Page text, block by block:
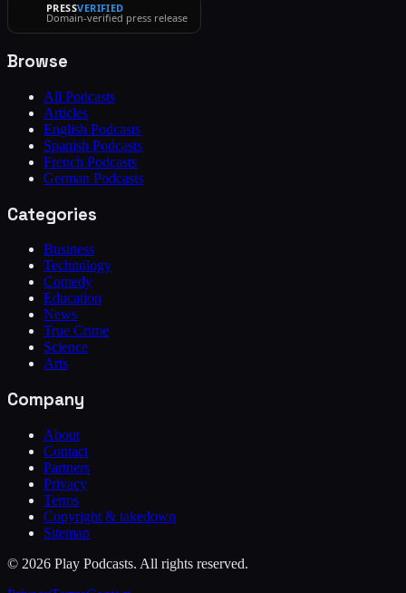
PRESSVERIFIED
Domain-verified press release
Browse
All Podcasts
Articles
English Podcasts
Spanish Podcasts
French Podcasts
German Podcasts
Categories
Business
Technology
Comedy
Education
News
True Crime
Science
Arts
Company
About
Contact
Partners
Privacy
Terms
Copyright & takedown
Sitemap
© 2026 Play Podcasts. All rights reserved.